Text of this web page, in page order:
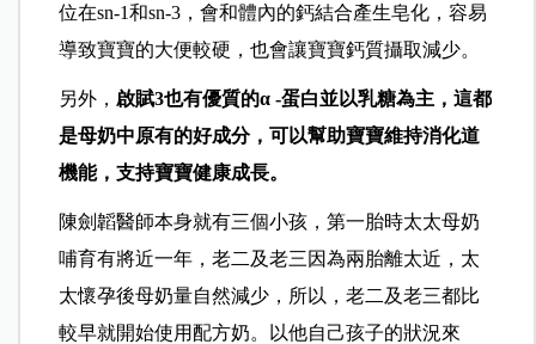
位在sn-1和sn-3，會和體內的鈣結合產生皂化，容易
導致寶寶的大便較硬，也會讓寶寶鈣質攝取減少。
另外， 啟賦3也有優質的α -蛋白並以乳糖為主，這都
是母奶中原有的好成分，可以幫助寶寶維持消化道
機能，支持寶寶健康成長。
陳劍韜醫師本身就有三個小孩，第一胎時太太母奶
哺育有將近一年，老二及老三因為兩胎離太近，太
太懷孕後母奶量自然減少，所以，老二及老三都比
較早就開始使用配方奶。以他自己孩子的狀況來